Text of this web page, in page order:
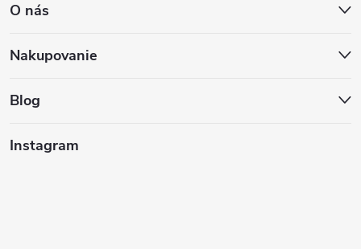
p
ä
O nás
Nakupovanie
Blog
Instagram